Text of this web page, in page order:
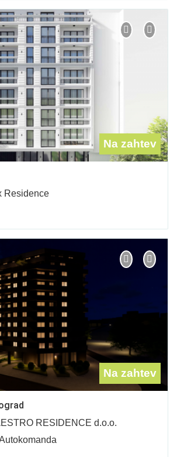
Na zahtev
Residence
Na zahtev
RESIDENCE d.o.o.